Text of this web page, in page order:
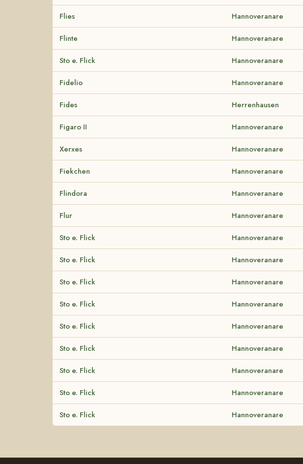
Flies Hannoveranare
Flinte Hannoveranare
Sto e. Flick Hannoveranare
Fidelio Hannoveranare
Fides Herrenhausen
Figaro II Hannoveranare
Xerxes Hannoveranare
Fiekchen Hannoveranare
Flindora Hannoveranare
Flur Hannoveranare
Sto e. Flick Hannoveranare
Sto e. Flick Hannoveranare
Sto e. Flick Hannoveranare
Sto e. Flick Hannoveranare
Sto e. Flick Hannoveranare
Sto e. Flick Hannoveranare
Sto e. Flick Hannoveranare
Sto e. Flick Hannoveranare
Sto e. Flick Hannoveranare